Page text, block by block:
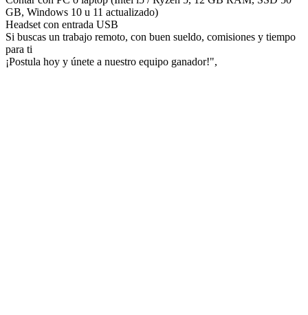
GB, Windows 10 u 11 actualizado)
Headset con entrada USB
Si buscas un trabajo remoto, con buen sueldo, comisiones y tiempo
para ti
¡Postula hoy y únete a nuestro equipo ganador!",